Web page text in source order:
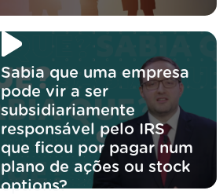
Sabia que uma empresa
pode vir a ser
subsidiariamente
responsável pelo IRS
que ficou por pagar num
plano de ações ou stock
options?